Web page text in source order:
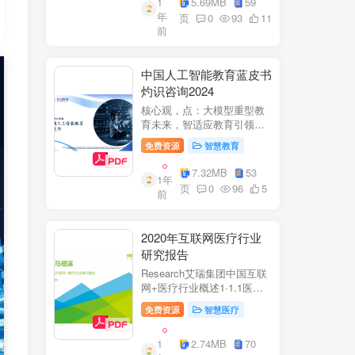
参编綦兵、谷金辉、温庆
福、王丹、岳...
年
前
页
0 93 11
中国人工智能教育蓝皮书
灼识咨询2024
核心观，点：大模型重型教
育未来，智适应教育引领
A+教有新纪元灼识咨询
China inshts Consultancy帆
观：深剂：洞来：失减：全
球故有革新浪湘2学习机妆占
硬件查头智道，应学习机市
免费资源 智慧教育
1年
前
7.32MB
53
页
0 96 5
2020年互联网医疗行业
研究报告
Research艾瑞集团中国互联
网+医疗行业概述1·1.1医疗
行业困境中国互联网+医疗行
业现状2中国互联网+医疗用
户行为洞察3中国互联网+医
疗热门赛道分析4中国互联网
免费资源 智慧医疗
1
2.74MB
70